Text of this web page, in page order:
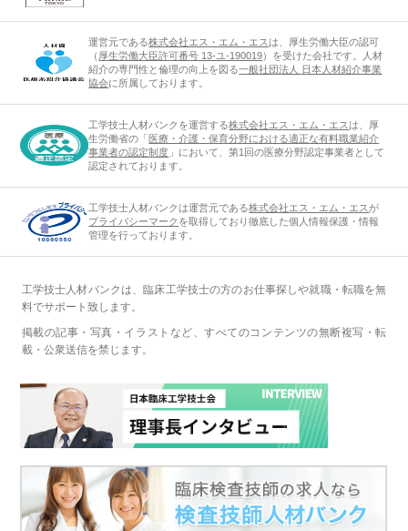
運営元である株式会社エス・エム・エスは、厚生労働大臣の認可
（ 厚生労働大臣許可番号 13-ユ-190019）を受けた会社です。人材
紹介の専門性と倫理の向上を図る一般社団法人 日本人材紹介事業
協会に所属しております。
工学技士人材バンクを運営する株式会社エス・エム・エスは、厚
生労働省の「 医療・介護・保育分野における適正な有料職業紹介
事業者の認定制度 」において、第1回の医療分野認定事業者として
認定されております。
工学技士人材バンクは運営元である株式会社エス・エム・エスが
プライバシーマーク を取得しており徹底した個人情報保護・情報
管理を行っております。
工学技士人材バンクは、臨床工学技士の方のお仕事探しや就職・転職を無
料でサポート致します。
掲載の記事・写真・イラストなど、すべてのコンテンツの無断複写・転
載・公衆送信を禁じます。